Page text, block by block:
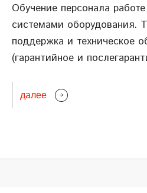
Обучение персонала
системами оборудования.
поддержка и техническое
(гарантийное и
далее